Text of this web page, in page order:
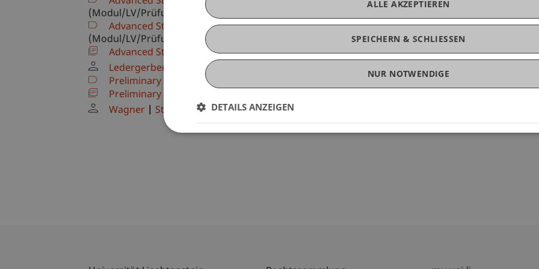
(Modul/LV/Prüfung)
Advanced Studio Städtebau und Raumentwicklung: Gamprin, After the Last Truck (MSc Thesis)
(Modul/LV/Prüfung)
Advanced Studio Städtebau und Raumentwicklung: Gamprin, After the Last Truck(Projekt)
Ledergerber
Preliminary Study: Urban Design and Spatial Development
Preliminary Study: Urban Design and Spatial Development
Wagner
Stelter Buson
SPEICHERN & SCHLIESSEN
ALLE AKZEPTIEREN
NUR NOTWENDIGE
DETAILS ANZEIGEN